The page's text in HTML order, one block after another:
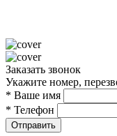
Заказать звонок
Укажите номер,
* Ваше имя
* Телефон
Отправить